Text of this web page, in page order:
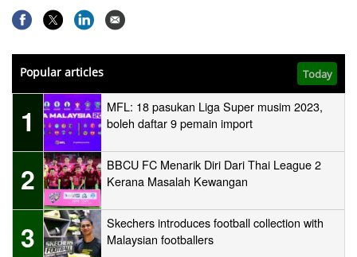
Popular articles Today
1
MFL: 18 pasukan Liga Super musim 2023,
boleh daftar 9 pemain import
2
BBCU FC Menarik Diri Dari Thai League 2
Kerana Masalah Kewangan
3
Skechers introduces football collection with
Malaysian footballers